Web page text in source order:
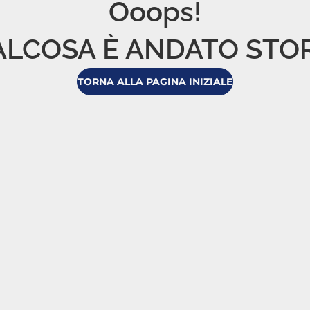
Ooops!
È ANDATO
TORNA ALLA PAGINA INIZIALE